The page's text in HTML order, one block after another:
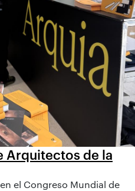
Arquitectos de la
el Congreso Mundial de